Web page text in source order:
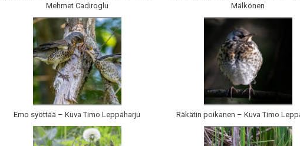
Mehmet Cadiroglu
Mälkönen
Emo syöttää – Kuva Timo Leppäharju Räkätin poikanen – Kuva Timo